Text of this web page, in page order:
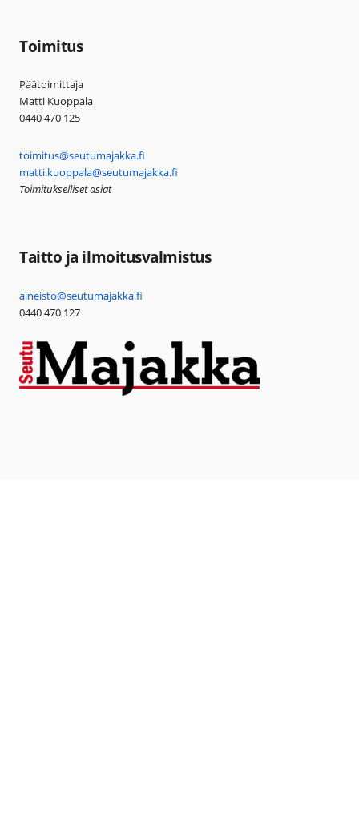
Toimitus
Päätoimittaja
Matti Kuoppala
0440 470 125
toimitus@seutumajakka.fi
matti.kuoppala@seutumajakka.fi
Toimitukselliset asiat
Taitto ja ilmoitusvalmistus
aineisto@seutumajakka.fi
0440 470 127